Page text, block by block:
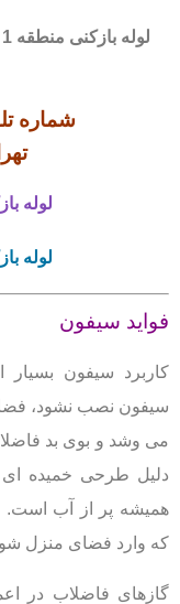
لوله بازکنی منطقه 1 تهران
لوله
لوله
فواید سیفون
کاربرد سیفون
سیفون نصب نشود،
می وشد و بوی بد
دلیل طرحی خمیده
همیشه پر از آب است.
که وارد فضای منزل
گازهای فاضلاب در